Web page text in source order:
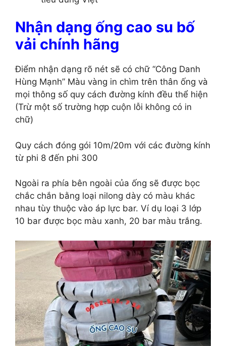
Nhận dạng ống cao su bố
vải chính hãng
Điểm nhận dạng rõ nét sẽ có chữ “Công Danh
Hùng Mạnh” Màu vàng in chìm trên thân ống và
mọi thông số quy cách đường kính đều thể hiện
(Trừ một số trường hợp cuộn lỗi không có in
chữ)
Quy cách đóng gói 10m/20m với các đường kính
từ phi 8 đến phi 300
Ngoài ra phía bên ngoài của ống sẽ được bọc
chắc chắn bằng loại nilong dày có màu khác
nhau tùy thuộc vào áp lực bar. Ví dụ loại 3 lớp
10 bar được bọc màu xanh, 20 bar màu trắng.